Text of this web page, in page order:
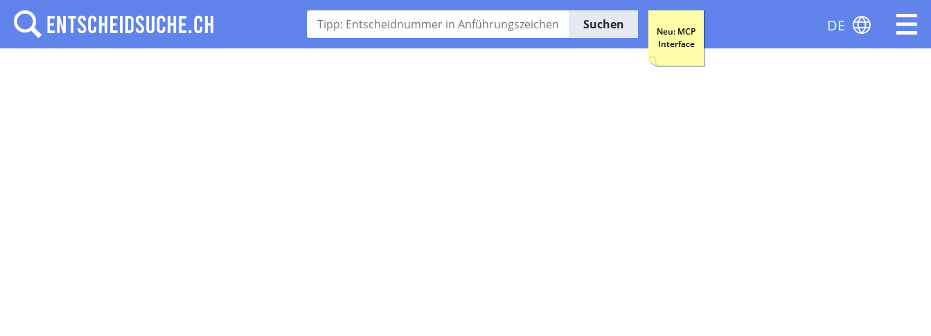
Suchen
Neu: MCP
Interface
DE